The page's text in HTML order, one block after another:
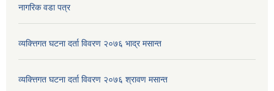
नागरिक वडा पत्र
व्यक्त्तिगत घटना दर्ता विवरण २०७६ भाद्र मसान्त
व्यक्त्तिगत घटना दर्ता विवरण २०७६ श्रावण मसान्त